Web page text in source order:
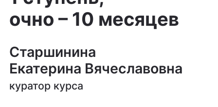
очно – 10 месяцев
Старшинина
Екатерина Вячеславовна
куратор курса